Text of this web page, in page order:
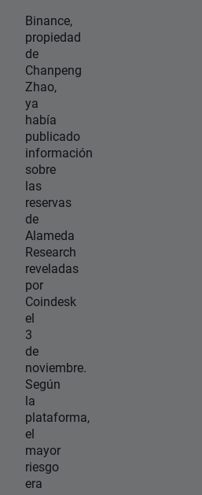
Binance,
propiedad
de
Chanpeng
Zhao,
ya
había
publicado
información
sobre
las
reservas
de
Alameda
Research
reveladas
por
Coindesk
el
3
de
noviembre.
Según
la
plataforma,
el
mayor
riesgo
era